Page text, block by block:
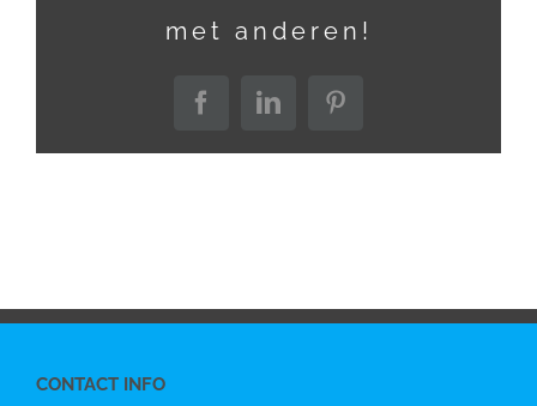
met anderen!
FacebookLinkedInPinterest
CONTACT INFO